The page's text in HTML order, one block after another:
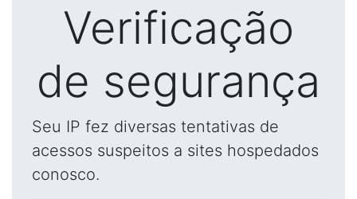
Verificação
de segurança
Seu IP fez diversas tentativas de
acessos suspeitos a sites hospedados
conosco.